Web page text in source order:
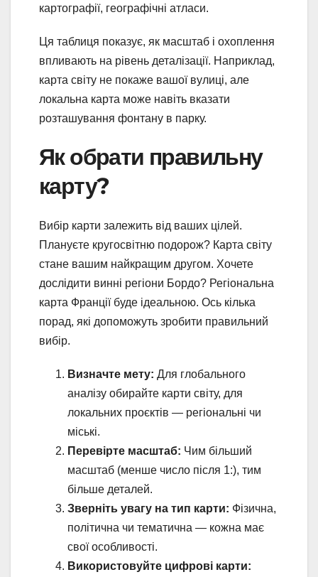
картографії, географічні атласи.
Ця таблиця показує, як масштаб і охоплення
впливають на рівень деталізації. Наприклад,
карта світу не покаже вашої вулиці, але
локальна карта може навіть вказати
розташування фонтану в парку.
Як обрати правильну
карту?
Вибір карти залежить від ваших цілей.
Плануєте кругосвітню подорож? Карта світу
стане вашим найкращим другом. Хочете
дослідити винні регіони Бордо? Регіональна
карта Франції буде ідеальною. Ось кілька
порад, які допоможуть зробити правильний
вибір.
Визначте мету: Для глобального
аналізу обирайте карти світу, для
локальних проєктів — регіональні чи
міські.
Перевірте масштаб: Чим більший
масштаб (менше число після 1:), тим
більше деталей.
Зверніть увагу на тип карти: Фізична,
політична чи тематична — кожна має
свої особливості.
Використовуйте цифрові карти: